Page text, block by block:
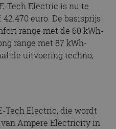
Tech Electric is nu te
euro. De basisprijs
range met de 60 kWh-
range met 87 kWh-
de uitvoering techno,
Tech Electric, die wordt
Ampere Electricity in